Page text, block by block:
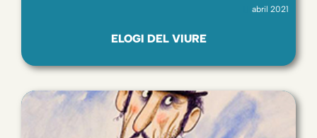
abril 2021
ELOGI DEL VIURE